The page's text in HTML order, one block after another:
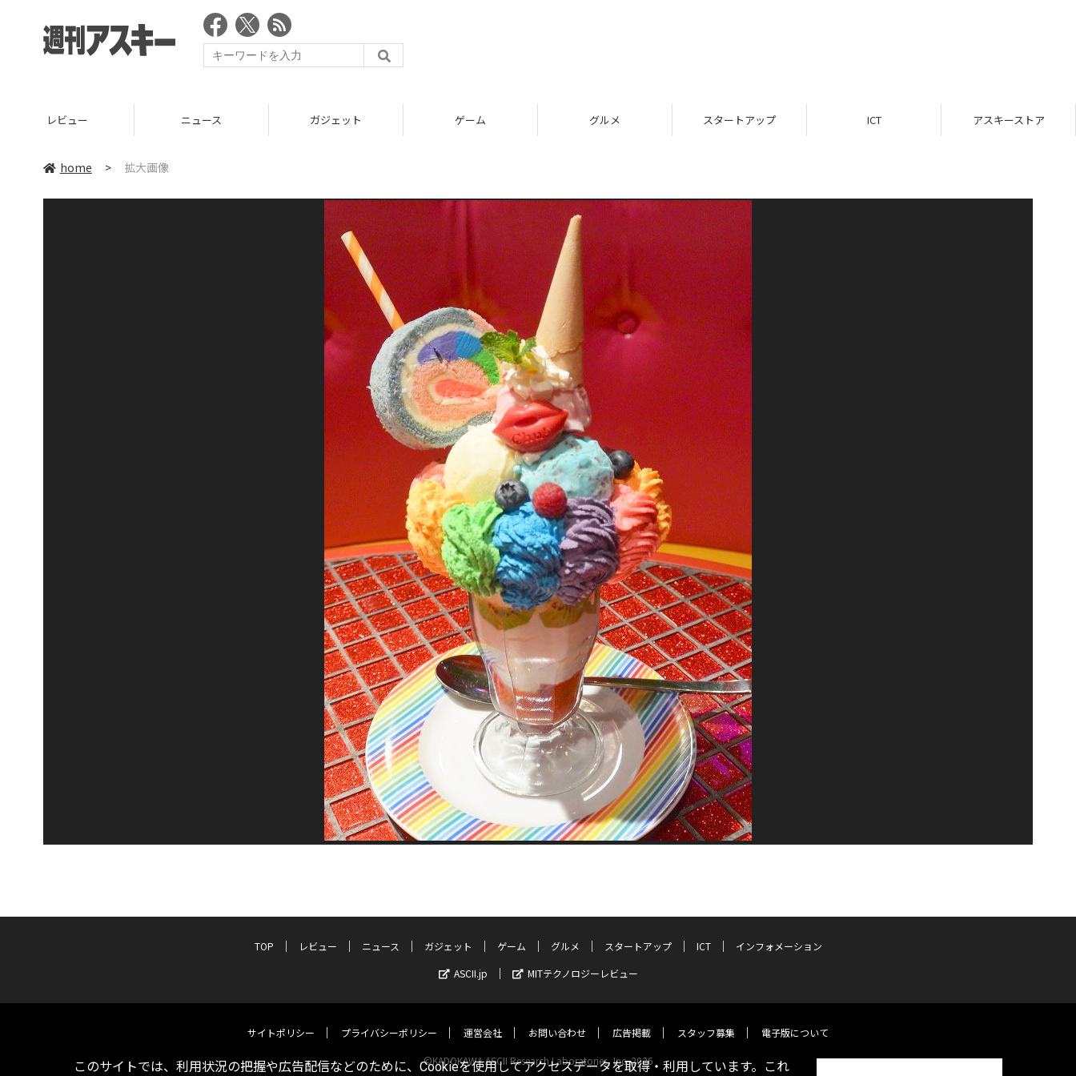
レビュー ニュース ガジェット ゲーム グルメ スタートアップ ICT アスキーストア
home > 拡大画像
TOP レビュー ニュース ガジェット ゲーム グルメ スタートアップ ICT
インフォメーション
ASCII.jp
MITテクノロジーレビュー
サイトポリシー プライバシーポリシー 運営会社 お問い合わせ 広告掲載 スタッフ募集 電子版について
©KADOKAWA ASCII Research Laboratories, Inc. 2026
このサイトでは、利用状況の把握や広告配信などのために、Cookieを使用してアクセスデータを取得・利用しています。これ